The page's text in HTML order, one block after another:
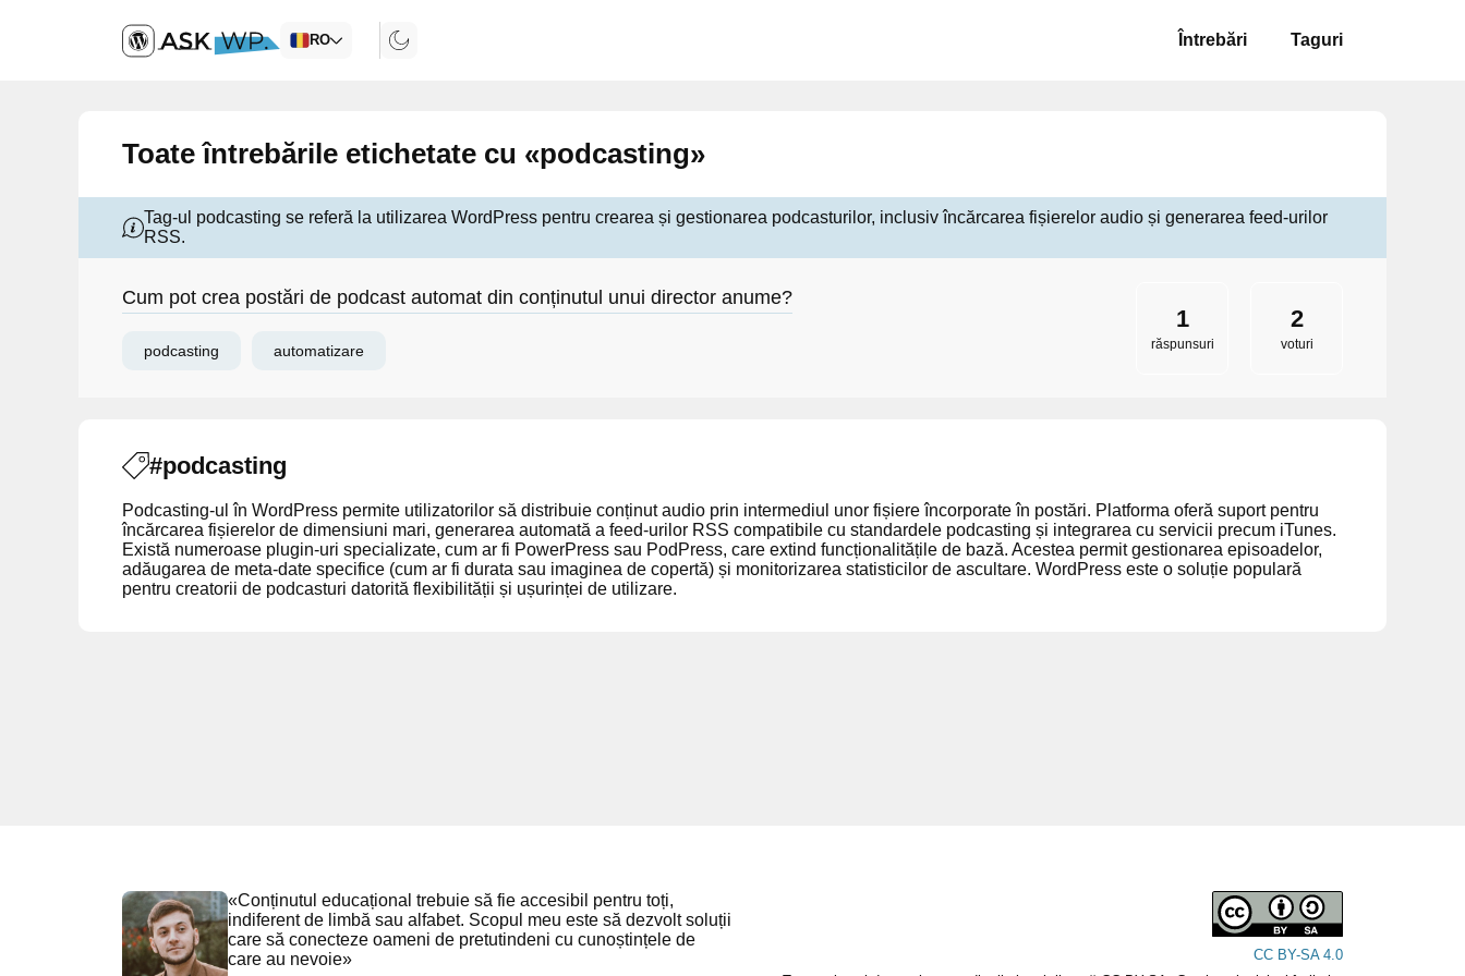
RO Întrebări Taguri
Toate întrebările etichetate cu «podcasting»
Tag-ul podcasting se referă la utilizarea WordPress pentru crearea și gestionarea podcasturilor, inclusiv încărcarea fișierelor audio și generarea feed-urilor
RSS.
Cum pot crea postări de podcast automat din conținutul unui director anume?
podcasting automatizare
1
răspunsuri
2
voturi
#podcasting
Podcasting-ul în WordPress permite utilizatorilor să distribuie conținut audio prin intermediul unor fișiere încorporate în postări. Platforma oferă suport pentru
încărcarea fișierelor de dimensiuni mari, generarea automată a feed-urilor RSS compatibile cu standardele podcasting și integrarea cu servicii precum iTunes.
Există numeroase plugin-uri specializate, cum ar fi PowerPress sau PodPress, care extind funcționalitățile de bază. Acestea permit gestionarea episoadelor,
adăugarea de meta-date specifice (cum ar fi durata sau imaginea de copertă) și monitorizarea statisticilor de ascultare. WordPress este o soluție populară
pentru creatorii de podcasturi datorită flexibilității și ușurinței de utilizare.
«Conținutul educațional trebuie să fie accesibil pentru toți,
indiferent de limbă sau alfabet. Scopul meu este să dezvolt soluții
care să conecteze oameni de pretutindeni cu cunoștințele de
care au nevoie»
CC BY-SA 4.0